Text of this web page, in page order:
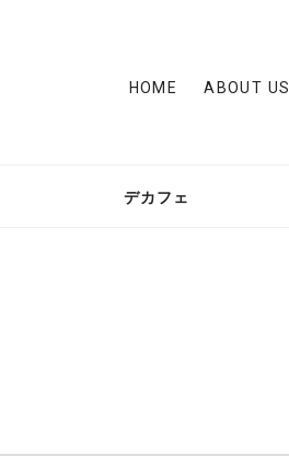
HOME ABOUT US
デカフェ